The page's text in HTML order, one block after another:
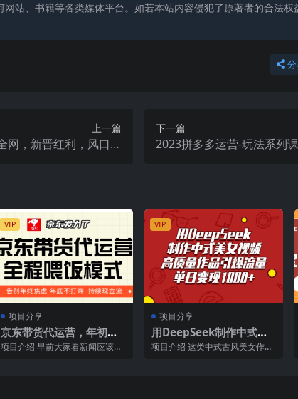
站、书籍等各类媒体平台。如若本站内容侵犯了原著者的合法权
上一篇
网，新晋红利，风口项
下一篇
2023拼多多运营-玩法系列
VIP
项目分享
京东带货代运营，年初翻
身逆袭项目，小白有手就
项目介绍 早前大家看新闻应该能
VIP
项目分享
用DeepSeek制作中式美
女视频，高质量作品引爆
项目介绍 这类中式古风美女作品